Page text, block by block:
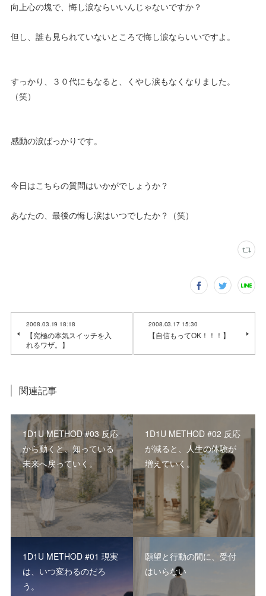
向上心の塊で、悔し涙ならいいんじゃないですか？
但し、誰も見られていないところで悔し涙ならいいですよ。
すっかり、３０代にもなると、くやし涙もなくなりました。
（笑）
感動の涙ばっかりです。
今日はこちらの質問はいかがでしょうか？
あなたの、最後の悔し涙はいつでしたか？（笑）
2008.03.19 18:18
【究極の本気スイッチを入
れるワザ。】
2008.03.17 15:30
【自信もってOK！！！】
関連記事
1D1U METHOD #03 反応
から動くと、知っている
未来へ戻っていく。
1D1U METHOD #02 反応
が減ると、人生の体験が
増えていく。
1D1U METHOD #01 現実
は、いつ変わるのだろ
う。
願望と行動の間に、受付
はいらない